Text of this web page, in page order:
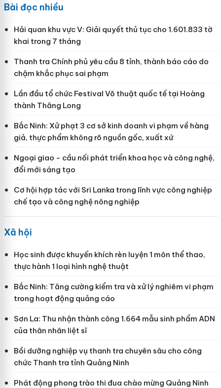
Bài đọc nhiều
Hải quan khu vực V: Giải quyết thủ tục cho 1.601.833 tờ
khai trong 7 tháng
Thanh tra Chính phủ yêu cầu 8 tỉnh, thành báo cáo do
chậm khắc phục sai phạm
Lần đầu tổ chức Festival Võ thuật quốc tế tại Hoàng
thành Thăng Long
Bắc Ninh: Xử phạt 3 cơ sở kinh doanh vi phạm về hàng
giả, thực phẩm không rõ nguồn gốc, xuất xứ
Ngoại giao - cầu nối phát triển khoa học và công nghệ,
đổi mới sáng tạo
Cơ hội hợp tác với Sri Lanka trong lĩnh vực công nghiệp
chế tạo và công nghệ nông nghiệp
Xã hội
Học sinh được khuyến khích rèn luyện 1 môn thể thao,
thực hành 1 loại hình nghệ thuật
Bắc Ninh: Tăng cường kiểm tra và xử lý nghiêm vi phạm
trong hoạt động quảng cáo
Sơn La: Thu nhận thành công 1.664 mẫu sinh phẩm ADN
của thân nhân liệt sĩ
Bồi dưỡng nghiệp vụ thanh tra chuyên sâu cho công
chức Thanh tra tỉnh Quảng Ninh
Phát động phong trào thi đua chào mừng Quảng Ninh